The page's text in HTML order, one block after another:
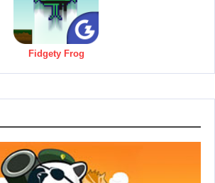
Fidgety Frog